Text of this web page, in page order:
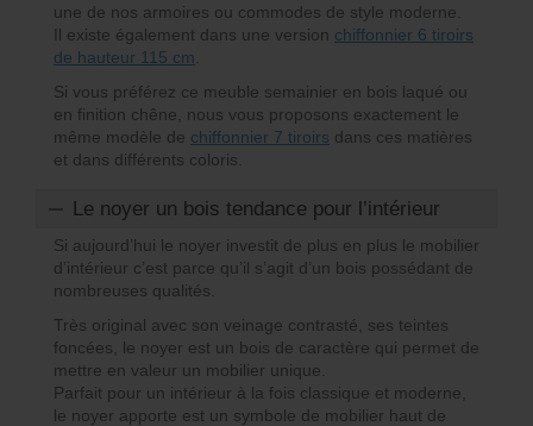
une de nos armoires ou commodes de style moderne.
Il existe également dans une version chiffonnier 6 tiroirs
de hauteur 115 cm
Si vous préférez ce meuble semainier en bois laqué ou
en finition chêne, nous vous proposons exactement le
même modèle de chiffonnier 7 tiroirs dans ces matières
et dans différents coloris.
Le noyer un bois tendance pour l’intérieur
Si aujourd’hui le noyer investit de plus en plus le mobilier
d’intérieur c’est parce qu’il s’agit d’un bois possédant de
nombreuses qualités.
Très original avec son veinage contrasté, ses teintes
foncées, le noyer est un bois de caractère qui permet de
mettre en valeur un mobilier unique.
Parfait pour un intérieur à la fois classique et moderne,
le noyer apporte est un symbole de mobilier haut de